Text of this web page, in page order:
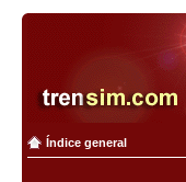
Índice general